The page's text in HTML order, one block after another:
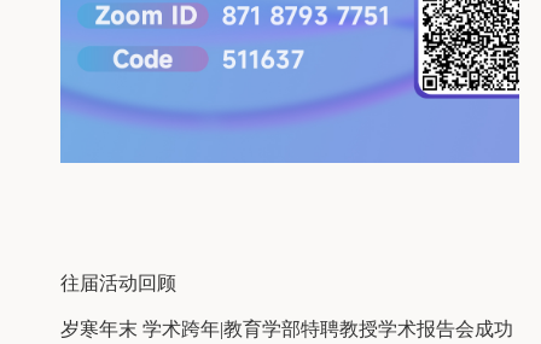
往届活动回顾
岁寒年末 学术跨年|教育学部特聘教授学术报告会成功